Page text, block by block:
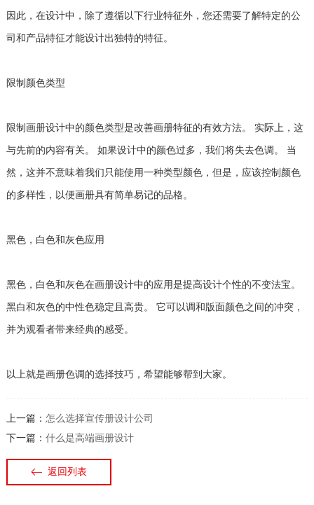
因此，在设计中，除了遵循以下行业特征外，您还需要了解特定的公
司和产品特征才能设计出独特的特征。
限制颜色类型
限制画册设计中的颜色类型是改善画册特征的有效方法。 实际上，这
与先前的内容有关。 如果设计中的颜色过多，我们将失去色调。 当
然，这并不意味着我们只能使用一种类型颜色，但是，应该控制颜色
的多样性，以便画册具有简单易记的品格。
黑色，白色和灰色应用
黑色，白色和灰色在画册设计中的应用是提高设计个性的不变法宝。
黑白和灰色的中性色稳定且高贵。 它可以调和版面颜色之间的冲突，
并为观看者带来经典的感受。
以上就是画册色调的选择技巧，希望能够帮到大家。
上一篇： 怎么选择宣传册设计公司
下一篇： 什么是高端画册设计
返回列表